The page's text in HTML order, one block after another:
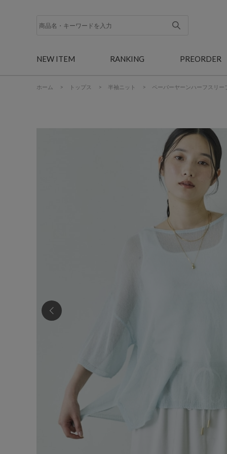
NEW ITEM RANKING PREORDER
ホーム > トップス > 半袖ニット > ペーパーヤーンハーフスリー